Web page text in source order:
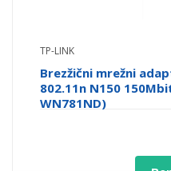
TP-LINK
Brezžični mrežni
802.11n N150
WN781ND)